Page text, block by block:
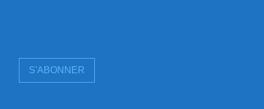
S'ABONNER